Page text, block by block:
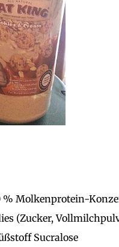
Molkenprotein-
(Zucker,
Sucralose